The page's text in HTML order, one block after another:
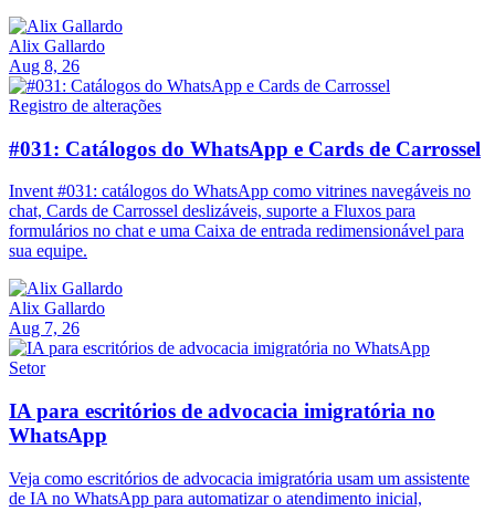
Alix Gallardo
Aug 8, 26
Registro de alterações
#031: Catálogos do WhatsApp e Cards de Carrossel
Invent #031: catálogos do WhatsApp como vitrines navegáveis no
chat, Cards de Carrossel deslizáveis, suporte a Fluxos para
formulários no chat e uma Caixa de entrada redimensionável para
sua equipe.
Alix Gallardo
Aug 7, 26
Setor
IA para escritórios de advocacia imigratória no
WhatsApp
Veja como escritórios de advocacia imigratória usam um assistente
de IA no WhatsApp para automatizar o atendimento inicial,